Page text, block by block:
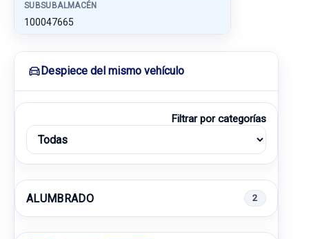
SUBSUBALMACÉN
100047665
Despiece del mismo vehículo
Filtrar por categorías
ALUMBRADO 2